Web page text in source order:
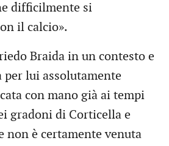
difficilmente si
il calcio».
Braida in un contesto e
lui assolutamente
con mano già ai tempi
gradoni di Corticella e
non è certamente venuta